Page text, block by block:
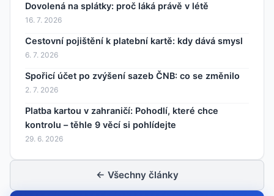
Dovolená na splátky: proč láká právě v létě
16. 7. 2026
Cestovní pojištění k platební kartě: kdy dává smysl
6. 7. 2026
Spořicí účet po zvýšení sazeb ČNB: co se změnilo
2. 7. 2026
Platba kartou v zahraničí: Pohodlí, které chce
kontrolu – těhle 9 věcí si pohlídejte
29. 6. 2026
← Všechny články